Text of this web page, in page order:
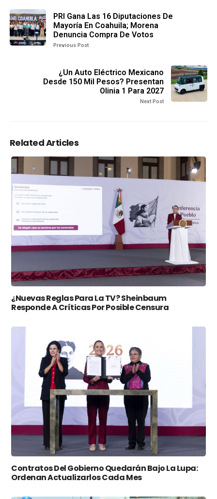
PRI Gana Las 16 Diputaciones De
Mayoría En Coahuila; Morena
Denuncia Compra De Votos
Previous Post
¿Un Auto Eléctrico Mexicano
Desde 150 Mil Pesos? Presentan
Olinia 1 Para 2027
Next Post
Related Articles
¿Nuevas Reglas Para La TV? Sheinbaum
Responde A Críticas Por Posible Censura
Contratos Del Gobierno Quedarán Bajo La Lupa:
Ordenan Actualizarlos Cada Mes